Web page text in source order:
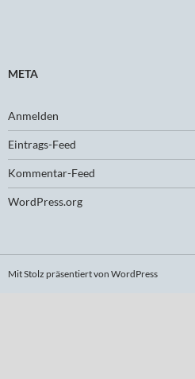
META
Anmelden
Eintrags-Feed
Kommentar-Feed
WordPress.org
Mit Stolz präsentiert von WordPress